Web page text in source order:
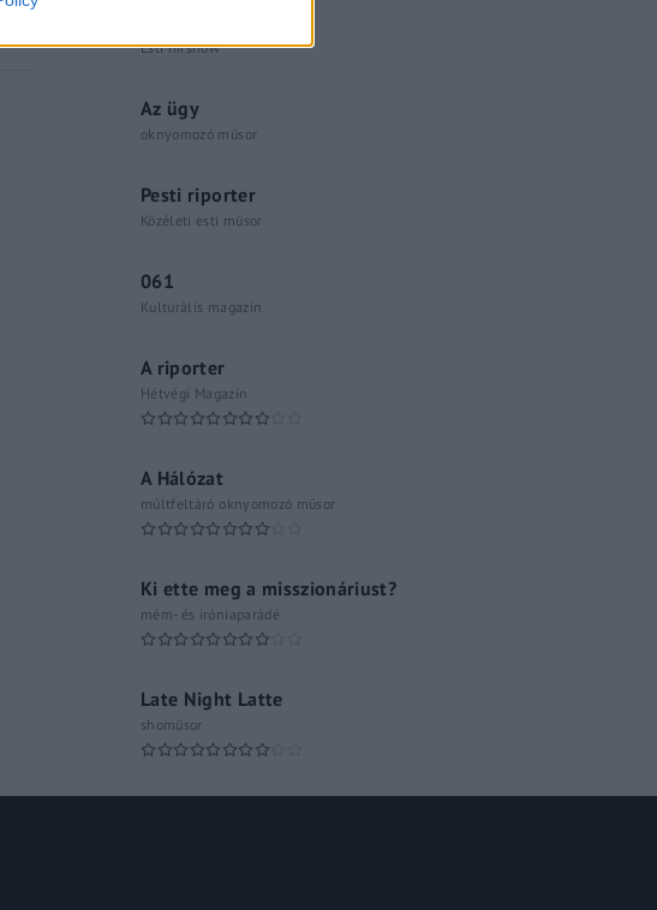
Esti hírshow
Az ügy
oknyomozó műsor
Pesti riporter
Közéleti esti műsor
061
Kulturális magazin
A riporter
Hétvégi Magazin
A Hálózat
múltfeltáró oknyomozó műsor
Ki ette meg a misszionáriust?
mém- és iróniaparádé
Late Night Latte
shoműsor